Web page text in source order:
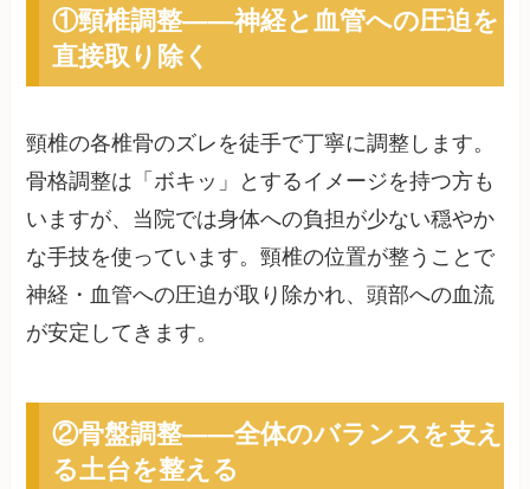
①頸椎調整——神経と血管への圧迫を
直接取り除く
頸椎の各椎骨のズレを徒手で丁寧に調整します。
骨格調整は「ボキッ」とするイメージを持つ方も
いますが、当院では身体への負担が少ない穏やか
な手技を使っています。頸椎の位置が整うことで
神経・血管への圧迫が取り除かれ、頭部への血流
が安定してきます。
②骨盤調整——全体のバランスを支え
る土台を整える